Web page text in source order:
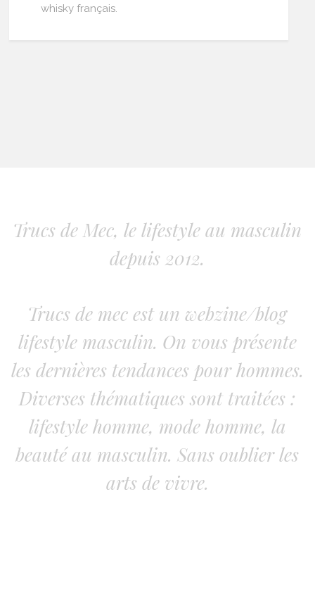
whisky français.
Trucs de Mec, le lifestyle au masculin
depuis 2012.
Trucs de mec est un webzine/blog
lifestyle masculin. On vous présente
les dernières tendances pour hommes.
Diverses thématiques sont traitées :
lifestyle homme, mode homme, la
beauté au masculin. Sans oublier les
arts de vivre.